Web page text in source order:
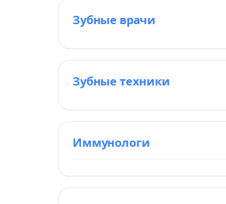
Зубные врачи
Зубные техники
Иммунологи